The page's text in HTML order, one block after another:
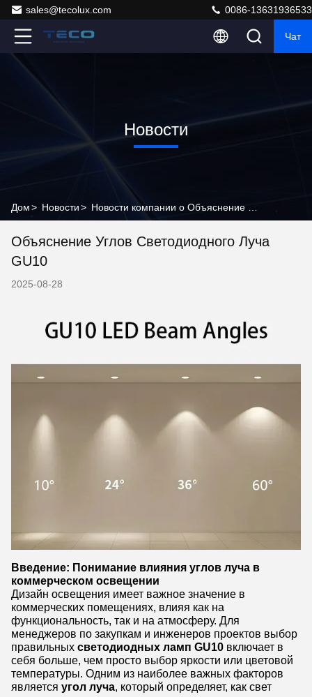
sales@tecolux.com 0086-13631936533
Чат
Новости
Дом> Новости>
Объяснение Углов Светодиодного Луча
GU10
2025-08-28
Введение: Понимание влияния углов луча в
коммерческом освещении
Дизайн освещения имеет важное значение в
коммерческих помещениях, влияя как на
функциональность, так и на атмосферу. Для
менеджеров по закупкам и инженеров проектов выбор
правильных светодиодных ламп GU10 включает в
себя больше, чем просто выбор яркости или цветовой
температуры. Одним из наиболее важных факторов
является угол луча , который определяет, как свет